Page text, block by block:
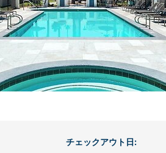
チェックアウト日: